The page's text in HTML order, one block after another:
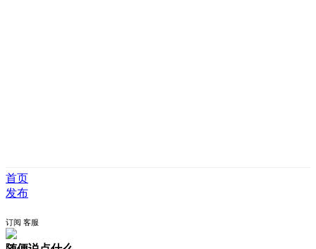
首页
发布
订阅 客服